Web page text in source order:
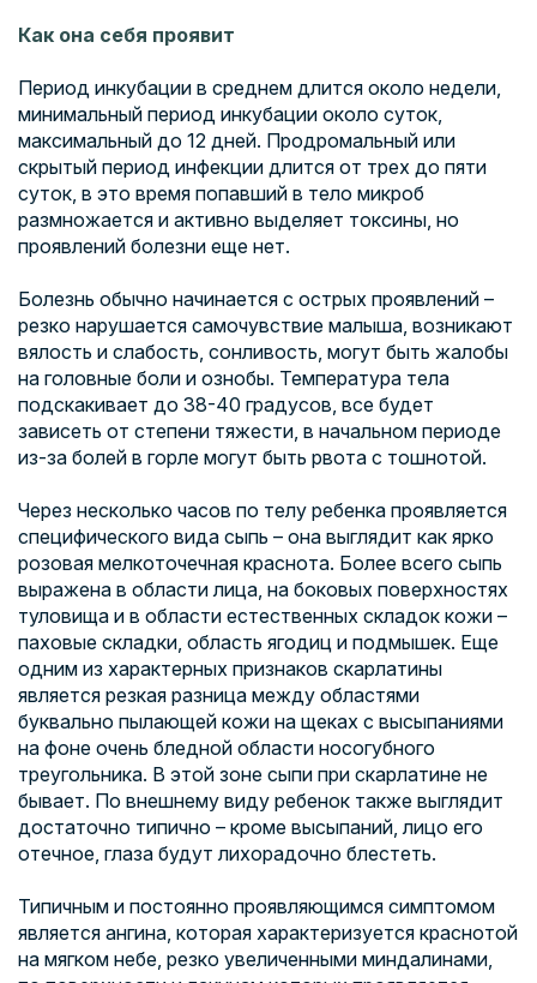
Как она себя проявит
Период инкубации в среднем длится около недели,
минимальный период инкубации около суток,
максимальный до 12 дней. Продромальный или
скрытый период инфекции длится от трех до пяти
суток, в это время попавший в тело микроб
размножается и активно выделяет токсины, но
проявлений болезни еще нет.
Болезнь обычно начинается с острых проявлений –
резко нарушается самочувствие малыша, возникают
вялость и слабость, сонливость, могут быть жалобы
на головные боли и ознобы. Температура тела
подскакивает до 38-40 градусов, все будет
зависеть от степени тяжести, в начальном периоде
из-за болей в горле могут быть рвота с тошнотой.
Через несколько часов по телу ребенка проявляется
специфического вида сыпь – она выглядит как ярко
розовая мелкоточечная краснота. Более всего сыпь
выражена в области лица, на боковых поверхностях
туловища и в области естественных складок кожи –
паховые складки, область ягодиц и подмышек. Еще
одним из характерных признаков скарлатины
является резкая разница между областями
буквально пылающей кожи на щеках с высыпаниями
на фоне очень бледной области носогубного
треугольника. В этой зоне сыпи при скарлатине не
бывает. По внешнему виду ребенок также выглядит
достаточно типично – кроме высыпаний, лицо его
отечное, глаза будут лихорадочно блестеть.
Типичным и постоянно проявляющимся симптомом
является ангина, которая характеризуется краснотой
на мягком небе, резко увеличенными миндалинами,